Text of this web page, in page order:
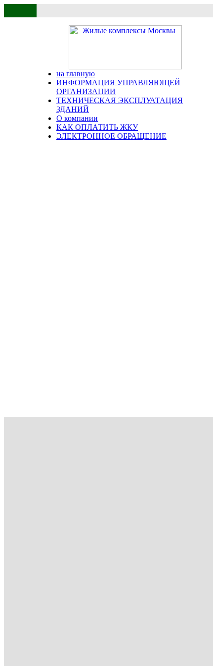
на главную
ИНФОРМАЦИЯ УПРАВЛЯЮЩЕЙ
ОРГАНИЗАЦИИ
ТЕХНИЧЕСКАЯ ЭКСПЛУАТАЦИЯ
ЗДАНИЙ
О компании
КАК ОПЛАТИТЬ ЖКУ
ЭЛЕКТРОННОЕ ОБРАЩЕНИЕ